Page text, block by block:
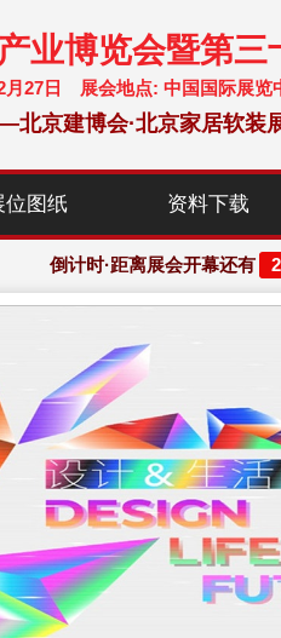
业博览会暨第三
月27日 展会地点: 中国国际展览
京建博会·北京家居软装
位图纸 资料下载
倒计时·距离展会开幕还有